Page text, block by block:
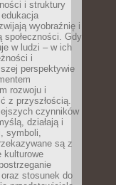
i struktury
wyobraźnię i
społeczności. Gdy
w ludzi – w ich
i
perspektywie
rozwoju i
z przyszłością.
czynników
działają i
symboli,
są z
kulturowe
stosunek do